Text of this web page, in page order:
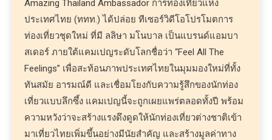
Amazing Thailand Ambassador การท่องเที่ยวแห่ง
ประเทศไทย (ททท.) ได้ปล่อย ทีเซอร์วิดีโอโปรโมตการ
ท่องเที่ยวชุดใหม่ ที่มี ลลิษา มโนบาล เป็นแบรนด์แอมบา
สเดอร์ ภายใต้แคมเปญระดับโลกชื่อว่า “Feel All The
Feelings” เพื่อสะท้อนภาพประเทศไทยในมุมมองใหม่ที่ทั้ง
ทันสมัย อารมณ์ดี และเชื่อมโยงกับความรู้สึกของนักท่อง
เที่ยวแบบลึกซึ้ง แคมเปญนี้จะถูกเผยแพร่ตลอดทั้งปี พร้อม
ความหวังว่าจะสร้างแรงดึงดูดให้นักท่องเที่ยวต่างชาติเข้า
มาเที่ยวไทยเพิ่มขึ้นอย่างมีนัยสำคัญ และสร้างมูลค่าทาง